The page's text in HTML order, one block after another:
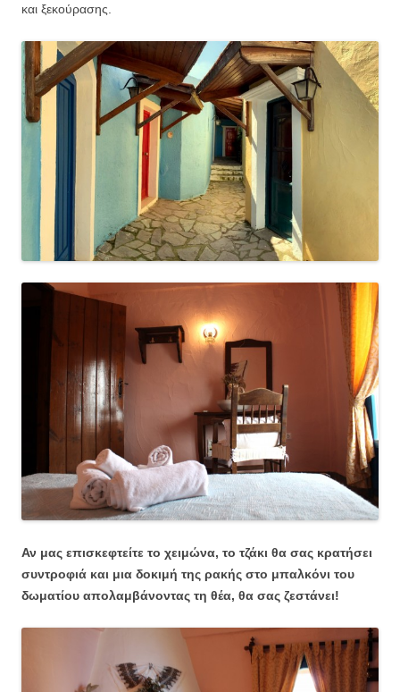
και ξεκούρασης.
Αν μας επισκεφτείτε το χειμώνα, το τζάκι θα σας κρατήσει
συντροφιά και μια δοκιμή της ρακής στο μπαλκόνι του
δωματίου απολαμβάνοντας τη θέα, θα σας ζεστάνει!